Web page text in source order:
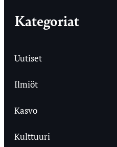
Kategoriat
Uutiset
Ilmiöt
Kasvo
Kulttuuri